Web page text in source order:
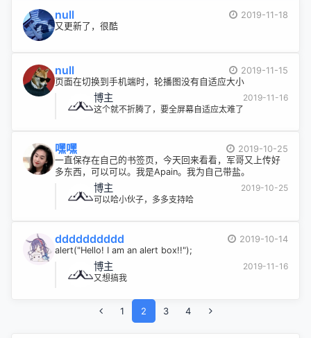
null
2019-11-18
又更新了，很酷
null
2019-11-15
页面在切换到手机端时，轮播图没有自适应大小
博主
2019-11-16
这个就不折腾了，要全屏幕自适应太难了
嘿嘿
2019-10-25
一直保存在自己的书签页，今天回来看看，军哥又上传好
多东西，可以可以。我是Apain。我为自己带盐。
博主
2019-10-25
可以哈小伙子，多多支持哈
dddddddddd
2019-10-14
alert("Hello! I am an alert box!!");
博主
2019-11-16
又想搞我
1 2 3 4